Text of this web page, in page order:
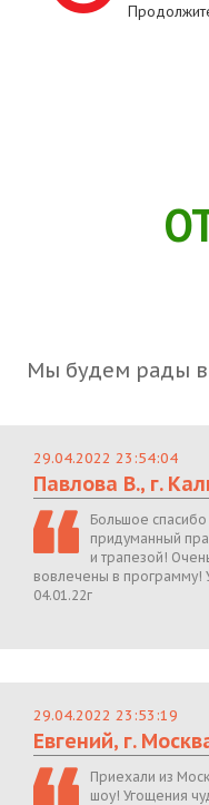
Мы будем рады
29.04.2022 23:54:04
Павлова В., г.
Большое
придуманный
и трапезой!
вовлечены в программу!
04.01.22г
29.04.2022 23:53:19
Евгений, г.
Приехали из
шоу! Угощения